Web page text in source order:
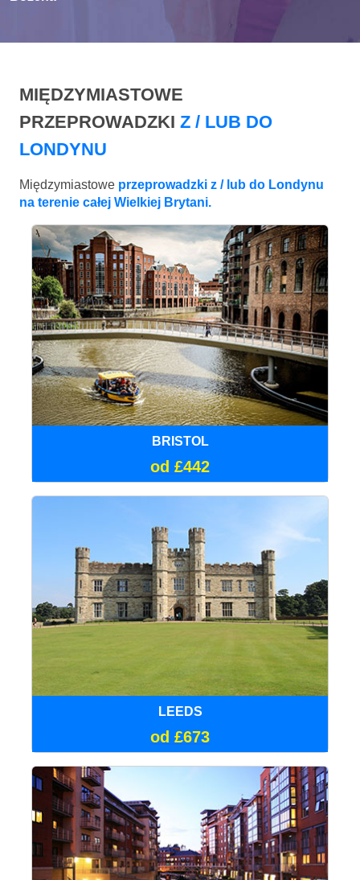
MIĘDZYMIASTOWE
PRZEPROWADZKI Z / LUB DO
LONDYNU
Międzymiastowe przeprowadzki z / lub do Londynu
na terenie całej Wielkiej Brytani.
BRISTOL
od £442
LEEDS
od £673